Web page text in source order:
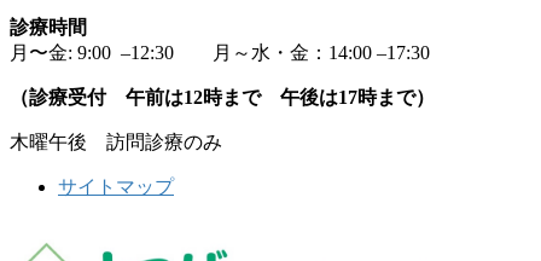
診療時間
月〜金: 9:00 –12:30 月～水・金：14:00 –17:30
（診療受付 午前は12時まで 午後は17時まで）
木曜午後 訪問診療のみ
サイトマップ